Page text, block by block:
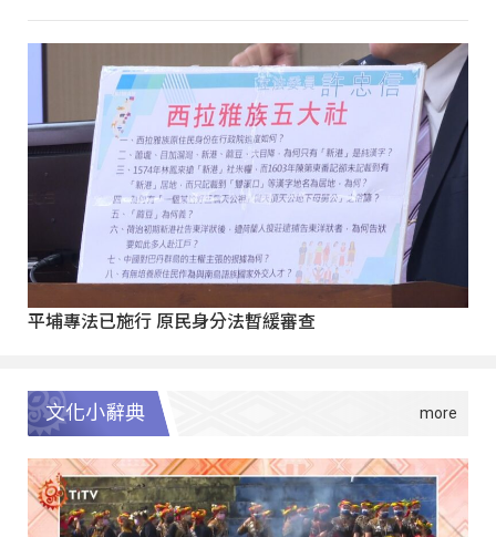
平埔專法已施行 原民身分法暫緩審查
文化小辭典